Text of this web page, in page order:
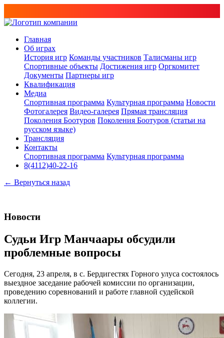
Главная
Об играх
История игр Команды участников Талисманы игр
Спортивные объекты Достижения игр Оргкомитет
Документы Партнеры игр
Квалификация
Медиа
Спортивная программа Культурная программа Новости
Фотогалерея Видео-галерея Прямая трансляция
Поколения Боотуров Поколения Боотуров (статьи на
русском языке)
Трансляция
Контакты
Спортивная программа Культурная программа
8(4112)40-22-16
← Вернуться назад
Новости
Судьи Игр Манчаары обсудили
проблемные вопросы
Сегодня, 23 апреля, в с. Бердигестях Горного улуса состоялось
выездное заседание рабочей комиссии по организации,
проведению соревнований и работе главной судейской
коллегии.